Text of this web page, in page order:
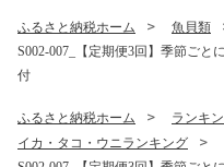
ふるさと納税ホーム 魚貝類
S002-007_【定期便3回】季節ごと
付
ふるさと納税ホーム ランキ
イカ・タコ・ウニランキング